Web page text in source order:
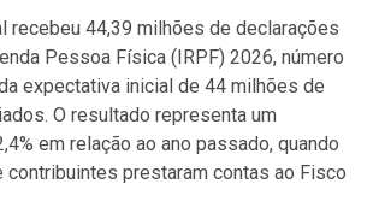
recebeu 44,39 milhões de declarações
Pessoa Física (IRPF) 2026, número
expectativa inicial de 44 milhões de
O resultado representa um
em relação ao ano passado, quando
contribuintes prestaram contas ao Fisco